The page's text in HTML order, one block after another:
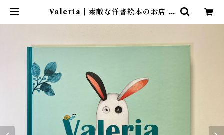
Valeria | 素敵な洋書絵本のお店 R